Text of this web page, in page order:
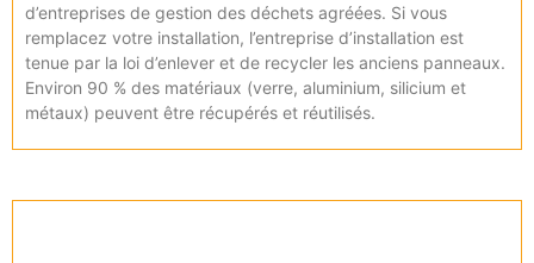
d’entreprises de gestion des déchets agréées. Si vous
remplacez votre installation, l’entreprise d’installation est
tenue par la loi d’enlever et de recycler les anciens panneaux.
Environ 90 % des matériaux (verre, aluminium, silicium et
métaux) peuvent être récupérés et réutilisés.